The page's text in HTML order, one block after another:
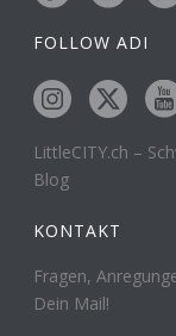
FOLLOW ADI
LittleCITY.ch –
Blog
KONTAKT
Fragen,
Dein Mail!